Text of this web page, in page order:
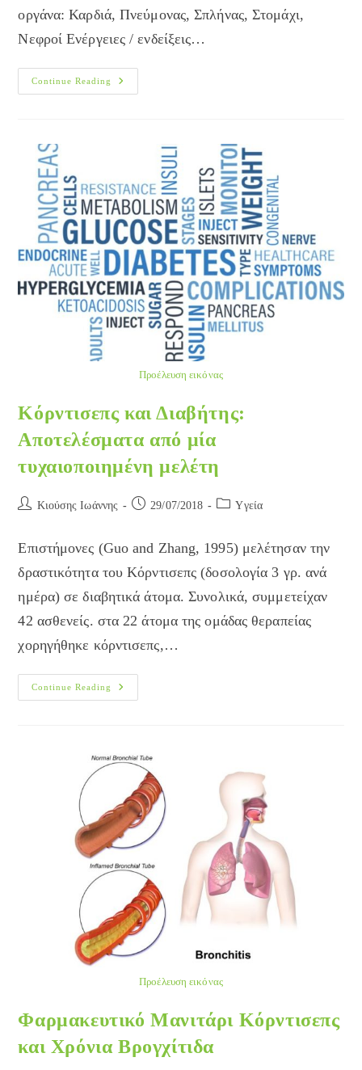
οργάνα: Καρδιά, Πνεύμονας, Σπλήνας, Στομάχι,
Νεφροί Ενέργειες / ενδείξεις…
Continue Reading
Μανιτάρι
Βολφιπόρια
Προέλευση εικόνας
Κόρντισεπς και Διαβήτης:
Αποτελέσματα από μία
τυχαιοποιημένη μελέτη
Post Κιούσης Ιωάννης
Post 29/07/2018
PostYγεία
Επιστήμονες (Guo and Zhang, 1995) μελέτησαν την
δραστικότητα του Κόρντισεπς (δοσολογία 3 γρ. ανά
ημέρα) σε διαβητικά άτομα. Συνολικά, συμμετείχαν
42 ασθενείς. στα 22 άτομα της ομάδας θεραπείας
χορηγήθηκε κόρντισεπς,…
Continue Reading
Κόρντισεπς
Και
Τυχαιοποιημένη
Μελέτη
Προέλευση εικόνας
Φαρμακευτικό Μανιτάρι Κόρντισεπς
και Χρόνια Βρογχίτιδα